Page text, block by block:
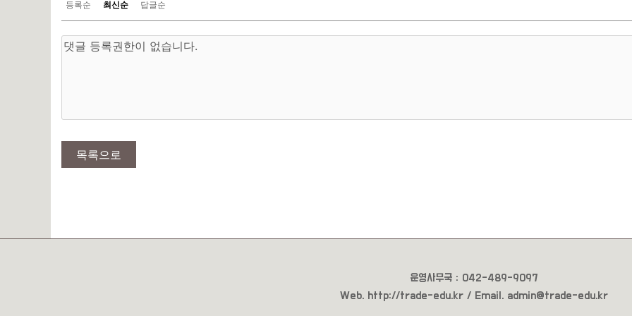
등록순 최신순 답글순
목록으로
운영사무국 : 042-489-9097
Web. http://trade-edu.kr / Email . admin@trade-edu.kr